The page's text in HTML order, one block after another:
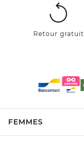
Retour gratuit
FEMMES